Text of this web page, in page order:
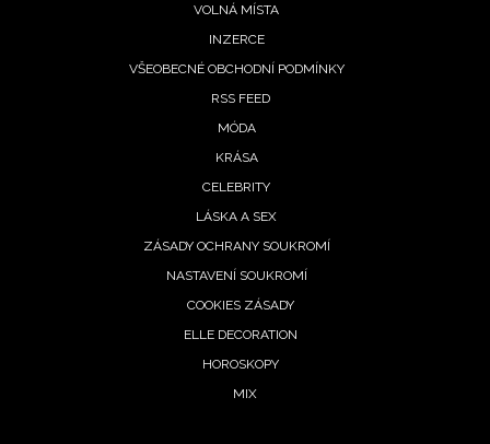
VOLNÁ MÍSTA
INZERCE
VŠEOBECNÉ OBCHODNÍ PODMÍNKY
RSS FEED
MÓDA
KRÁSA
CELEBRITY
LÁSKA A SEX
ZÁSADY OCHRANY SOUKROMÍ
NASTAVENÍ SOUKROMÍ
COOKIES ZÁSADY
ELLE DECORATION
HOROSKOPY
MIX